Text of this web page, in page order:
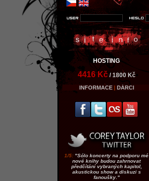
HOSTING
4416 Kč/ 1800 Kč
INFORMACE DÁRCI
1/5:"Sólo koncerty na podporu mé
nové knihy budou zahrnovat
předčítání vybraných kapitol,
akustickou show a diskuzi s
fanoušky."